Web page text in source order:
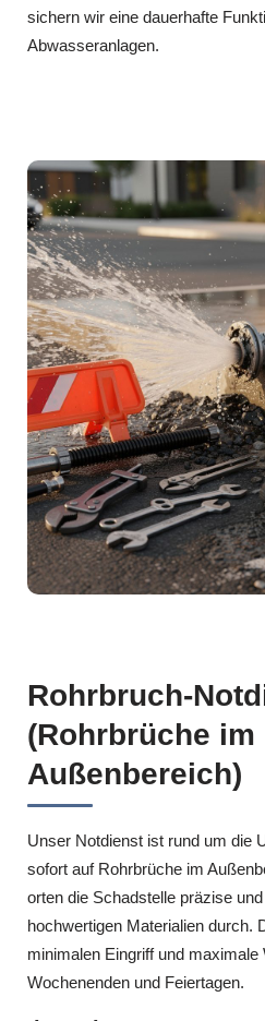
sichern wir eine dauerhafte
Abwasseranlagen.
Rohrbruch-
(Rohrbrüche im
Außenbereich)
Unser Notdienst ist rund um die
sofort auf Rohrbrüche im
orten die Schadstelle präzise
hochwertigen Materialien durch.
minimalen Eingriff und maximale
Wochenenden und Feiertagen.